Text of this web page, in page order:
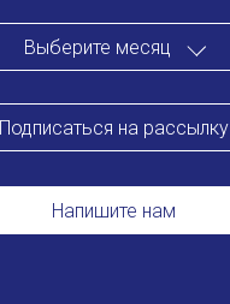
Выберите месяц
Подписаться на рассылку
Напишите нам